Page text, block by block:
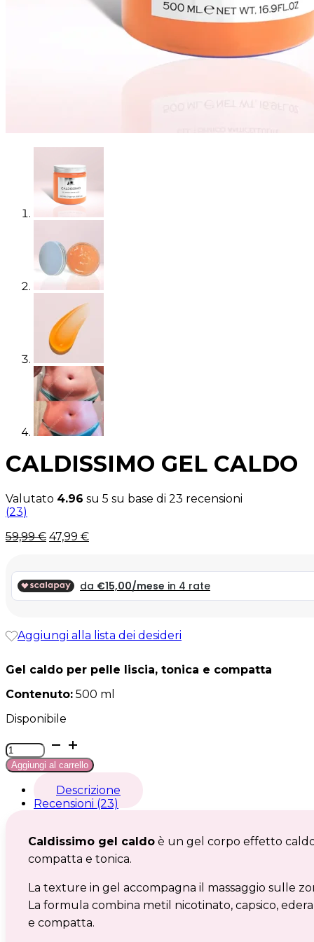
CALDISSIMO GEL CALDO
Valutato 4.96 su 5 su base di 23 recensioni
(23)
Il
era:
59,99 €.
59,99€Il
è:
59,99 €.
47,99 €
Aggiungi alla lista dei desideri
Gel caldo per pelle liscia, tonica e compatta
Contenuto: 500 ml
Disponibile
Caldissimo
gel
caldo
Aggiungi al carrello
Descrizione
Recensioni (23)
Caldissimo gel caldo è un gel corpo effetto
compatta e tonica.
La texture in gel accompagna il massaggio sulle
La formula combina metil nicotinato, capsico,
e compatta.